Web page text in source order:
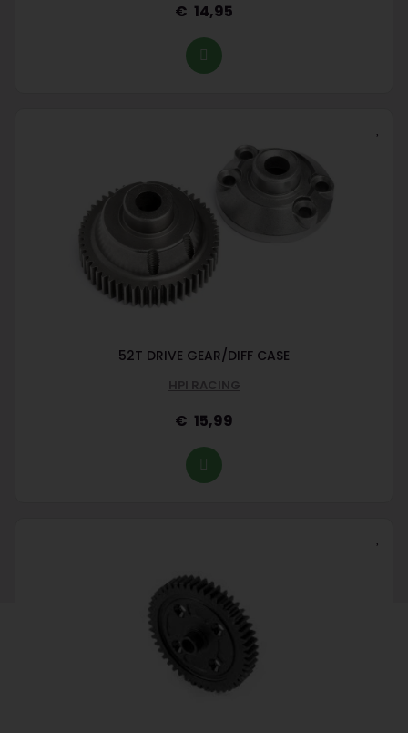
14,95
52T DRIVE GEAR/DIFF CASE
HPI RACING
15,99